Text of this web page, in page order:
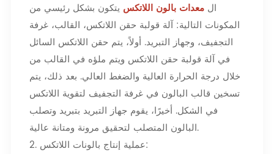
المعدات بالون اللاتكس يتكون بشكل رئيسي من
المكونات التالية: آلة قولبة حقن اللاتكس، القالب، غرفة
التجفيف، وجهاز التبريد. أولاً، يتم حقن اللاتكس السائل
في آلة قولبة حقن اللاتكس ويتم ملؤه في القالب من
خلال درجة الحرارة العالية والضغط العالي. بعد ذلك، يتم
تسخين قالب البالون في غرفة التجفيف لتقوية اللاتكس
في الشكل. أخيرًا، يقوم جهاز التبريد بتبريد وتصلب
البالون المتصلب لتحقيق مرونة ومتانة عالية.
2. عملية إنتاج بالونات اللاتكس: